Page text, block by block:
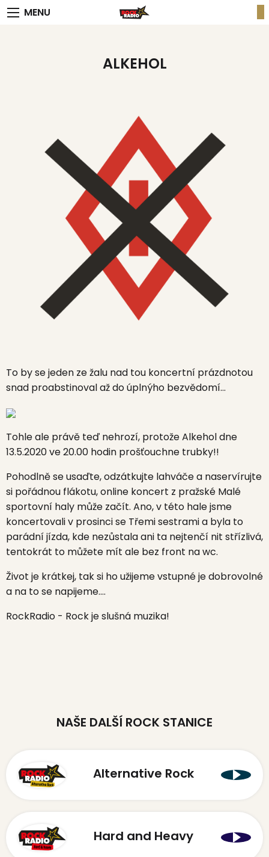
MENU
ALKEHOL
To by se jeden ze žalu nad tou koncertní prázdnotou
snad proabstinoval až do úplnýho bezvědomí...
Tohle ale právě teď nehrozí, protožeAlkeholdne
13.5.2020 ve 20.00 hodin prošťouchne trubky!!
Pohodlně se usaďte, odzátkujte lahváče a naservírujte
si pořádnou flákotu, online koncert z pražské Malé
sportovní haly může začít. Ano, v této hale jsme
koncertovali v prosinci se Třemi sestramia byla to
parádní jízda, kde nezůstala ani ta nejtenčí nit střízlivá,
tentokrát to můžete mít ale bez front na wc.
Život je krátkej, tak si ho užijeme vstupné je dobrovolné
a na to se napijeme….
RockRadio - Rock je slušná muzika!
NAŠE DALŠÍ ROCK STANICE
Alternative Rock
Hard and Heavy